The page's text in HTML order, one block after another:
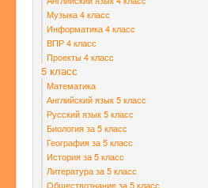
Музыка 4 класс
Информатика 4 класс
ВПР 4 класс
Проекты 4 класс
5 класс
Математика
Английский язык 5 класс
Русский язык 5 класс
Биология за 5 класс
География за 5 класс
История за 5 класс
Литература за 5 класс
Обществознание за 5 класс